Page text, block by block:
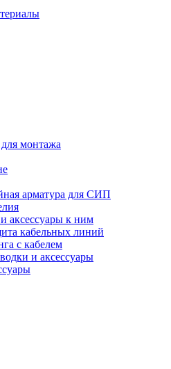
монтажа
арматура для СИП
аксессуары к ним
кабельных линий
с кабелем
и аксессуары